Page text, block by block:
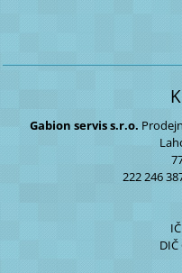
Gabion servis s.r.o.
222 246
DIČ